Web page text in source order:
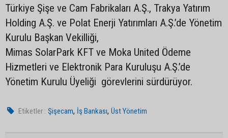
Türkiye Şişe ve Cam Fabrikaları A.Ş., Trakya Yatırım
Holding A.Ş. ve Polat Enerji Yatırımları A.Ş.’de Yönetim
Kurulu Başkan Vekilliği,
Mimas SolarPark KFT ve Moka United Ödeme
Hizmetleri ve Elektronik Para Kuruluşu A.Ş.’de
Yönetim Kurulu Üyeliği görevlerini sürdürüyor.
Etiketler : Şişecam, İş Bankası,Üst Yönetim